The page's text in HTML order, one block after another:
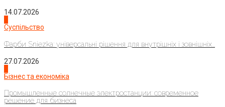
14.07.2026
Суспільство
Фарби Sniezka: універсальні рішення для внутрішніх і зовнішніх...
27.07.2026
Бізнес та економіка
Промышленные солнечные электростанции: современное
решение для бизнеса